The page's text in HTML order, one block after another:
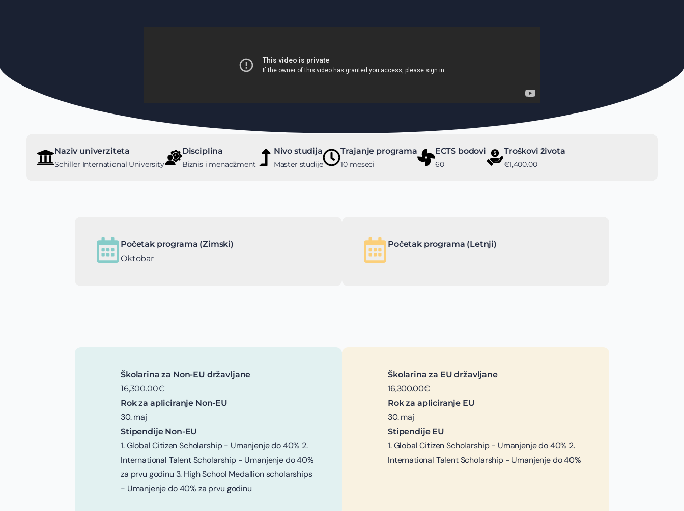
Naziv univerziteta
Schiller International University
Disciplina
Biznis i menadžment
Nivo studija
Master studije
Trajanje programa
10 meseci
ECTS bodovi
60
Troškovi života
€1,400.00
Početak programa (Zimski)
Oktobar
Početak programa (Letnji)
Školarina za Non-EU državljane
16,300.00€
Rok za apliciranje Non-EU
30. maj
Stipendije Non-EU
1. Global Citizen Scholarship - Umanjenje do 40% 2.
International Talent Scholarship - Umanjenje do 40%
za prvu godinu 3. High School Medallion scholarships
- Umanjenje do 40% za prvu godinu
Školarina za EU državljane
16,300.00€
Rok za apliciranje EU
30. maj
Stipendije EU
1. Global Citizen Scholarship - Umanjenje do 40% 2.
International Talent Scholarship - Umanjenje do 40%